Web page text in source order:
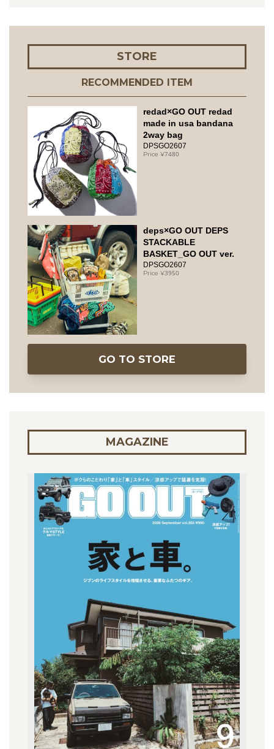
STORE
RECOMMENDED ITEM
redad×GO OUT redad
made in usa bandana
2way bag
DPSGO2607
7480
deps×GO OUT DEPS
STACKABLE
BASKET_GO OUT ver.
DPSGO2607
3950
GO TO STORE
MAGAZINE